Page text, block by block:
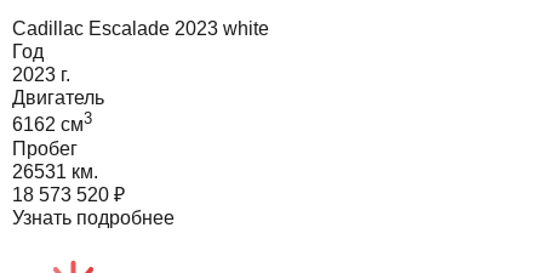
Cadillac Escalade 2023 white
Год
2023 г.
Двигатель
6162 cм3
Пробег
26531 км.
18 573 520 ₽
Узнать подробнее